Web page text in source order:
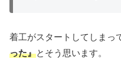
着工がスタートしてしまっ
った』とそう思います。